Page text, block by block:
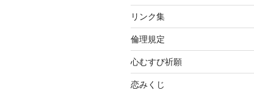
リンク集
倫理規定
心むすび祈願
恋みくじ